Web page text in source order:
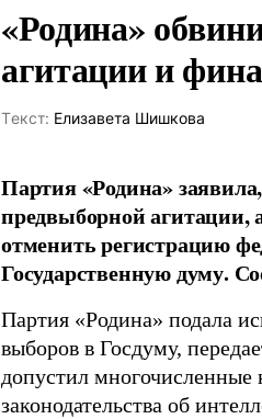
«Родина»
агитации и
Tекст: Елизавета Шишкова
Партия «Родина»
предвыборной агитации,
отменить регистрацию
Государственную думу.
Партия «Родина» подала
выборов в Госдуму,
допустил многочисленные
законодательства об